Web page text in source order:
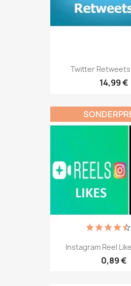
Twitter
14,99 €
Instagram Reel
0,89 €